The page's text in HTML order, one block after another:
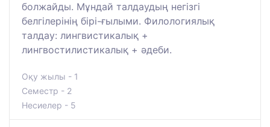
болжайды. Мұндай талдаудың негізгі
белгілерінің бірі-ғылыми. Филологиялық
талдау: лингвистикалық +
лингвостилистикалық + әдеби.
Оқу жылы - 1
Семестр - 2
Несиелер - 5